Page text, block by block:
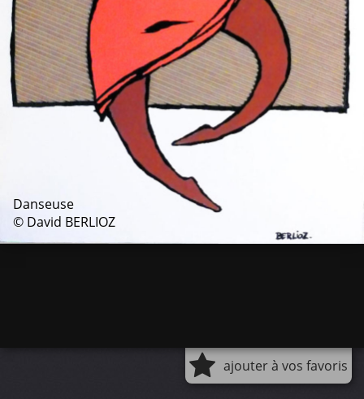
Danseuse
© David BERLIOZ
ajouter à vos favoris